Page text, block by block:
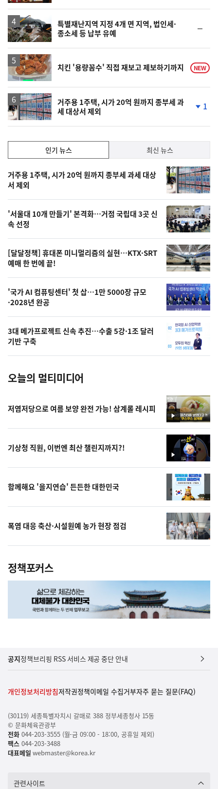
특별재난지역 지정 4개 면 지역, 법인세·
종소세 등 납부 유예
일
치킨 '용량꼼수' 직접 재보고 제보하기까지 NEW
거주용 1주택, 시가 20억 원까지 종부세 과
세 대상서 제외
락
1
기,
최
신,
오
늘
의
영
상
오
늘
사
진
인기 뉴스 최신 뉴스
기
뉴
스
거주용 1주택, 시가 20억 원까지 종부세 과세 대상
서 제외
'서울대 10개 만들기' 본격화…거점 국립대 3곳 신
속 선정
[달달정책] 휴대폰 미니멀리즘의 실현…KTX·SRT
예매 한 번에 끝!
'국가 AI 컴퓨팅센터' 첫 삽…1만 5000장 규모
·2028년 완공
3대 메가프로젝트 신속 추진…수출 5강·1조 달러
기반 구축
오늘의 멀티미디어
영
상
저염저당으로 여름 보양 완전 가능! 삼계롤 레시피
영
상
기상청 직원, 이번엔 최산 챌린지까지?!
함께해요 '을지연습' 든든한 대한민국
폭염 대응 축산·시설원예 농가 현장 점검
정책포커스
공지정책브리핑 RSS 서비스 제공 중단 안내
개인정보처리방침저작권정책이메일 수집거부자주 묻는 질문(FAQ)
(30119) 세종특별자치시 갈매로 388 정부세종청사 15동
© 문화체육관광부
전화044-203-3555 (월-금 09:00 - 18:00, 공휴일 제외)
팩스044-203-3488
대표메일 webmaster@korea.kr
관련사이트